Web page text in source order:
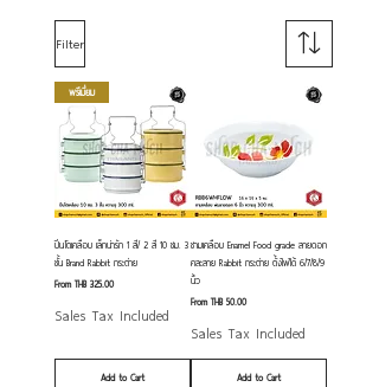
Filter
พรีเมี่ยม
ปิ่นโตเคลือบ เล็กน่ารัก 1 สี/ 2 สี 10 ซม. 3
ชั้น Brand Rabbit กระต่าย
FromTHB 325.00
Sale Price
Sales Tax Included
Add to Cart
ชามเคลือบ Enamel Food grade ลายดอก
คละลาย Rabbit กระต่าย ตั้งไฟได้ 6/7/8/9
นิ้ว
FromTHB 50.00
Sale Price
Sales Tax Included
Add to Cart